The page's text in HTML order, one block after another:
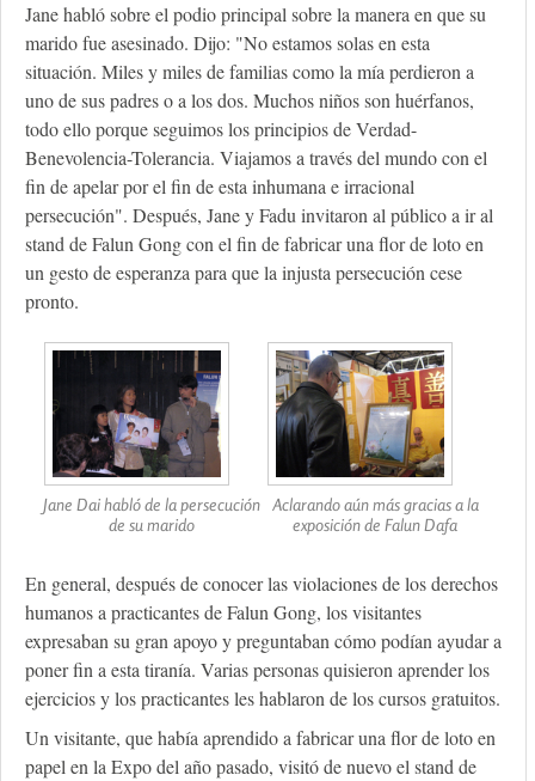
Jane habló sobre el podio principal sobre la manera en que su
marido fue asesinado. Dijo: "No estamos solas en esta
situación. Miles y miles de familias como la mía perdieron a
uno de sus padres o a los dos. Muchos niños son huérfanos,
todo ello porque seguimos los principios de Verdad-
Benevolencia-Tolerancia. Viajamos a través del mundo con el
fin de apelar por el fin de esta inhumana e irracional
persecución". Después, Jane y Fadu invitaron al público a ir al
stand de Falun Gong con el fin de fabricar una flor de loto en
un gesto de esperanza para que la injusta persecución cese
pronto.
Jane Dai habló de la persecución
de su marido
Aclarando aún más gracias a la
exposición de Falun Dafa
En general, después de conocer las violaciones de los derechos
humanos a practicantes de Falun Gong, los visitantes
expresaban su gran apoyo y preguntaban cómo podían ayudar a
poner fin a esta tiranía. Varias personas quisieron aprender los
ejercicios y los practicantes les hablaron de los cursos gratuitos.
Un visitante, que había aprendido a fabricar una flor de loto en
papel en la Expo del año pasado, visitó de nuevo el stand de